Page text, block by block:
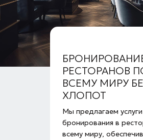
РЕСТОРАНОВ
ВСЕМУ МИРУ
ХЛОПОТ
Мы предлагаем услуги
бронирования в
всему миру,